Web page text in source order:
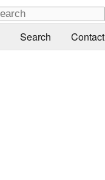
Search Contact